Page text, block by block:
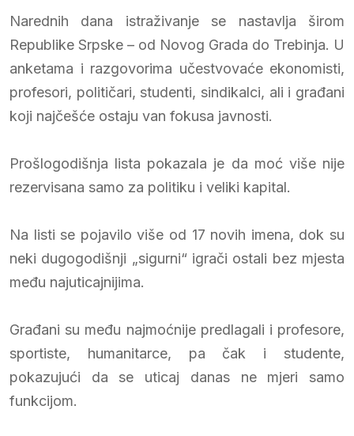
Narednih dana istraživanje se nastavlja širom
Republike Srpske – od Novog Grada do Trebinja. U
anketama i razgovorima učestvovaće ekonomisti,
profesori, političari, studenti, sindikalci, ali i građani
koji najčešće ostaju van fokusa javnosti.
Prošlogodišnja lista pokazala je da moć više nije
rezervisana samo za politiku i veliki kapital.
Na listi se pojavilo više od 17 novih imena, dok su
neki dugogodišnji „sigurni“ igrači ostali bez mjesta
među najuticajnijima.
Građani su među najmoćnije predlagali i profesore,
sportiste, humanitarce, pa čak i studente,
pokazujući da se uticaj danas ne mjeri samo
funkcijom.